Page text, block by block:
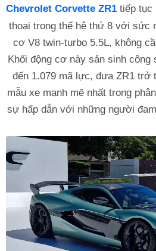
Chevrolet Corvette ZR1 tiếp tục
thoại trong thế hệ thứ 8 với sức
cơ V8 twin-turbo 5.5L, không
Khối động cơ này sản sinh công
đến 1.079 mã lực, đưa ZR1 trở
mẫu xe mạnh mẽ nhất trong
sự hấp dẫn với những người